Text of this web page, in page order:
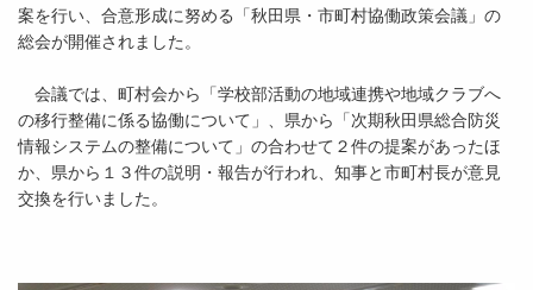
案を行い、合意形成に努める「秋田県・市町村協働政策会議」の
総会が開催されました。
会議では、町村会から「学校部活動の地域連携や地域クラブへ
の移行整備に係る協働について」、県から「次期秋田県総合防災
情報システムの整備について」の合わせて２件の提案があったほ
か、県から１３件の説明・報告が行われ、知事と市町村長が意見
交換を行いました。